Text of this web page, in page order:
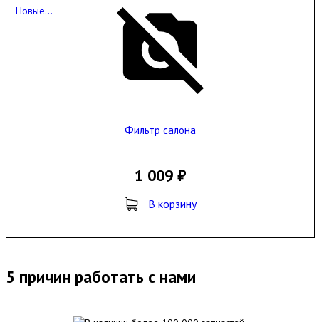
Новые...
Фильтр салона
1 009 ₽
В корзину
5 причин работать с нами